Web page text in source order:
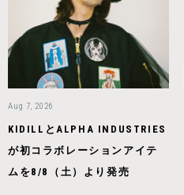
Aug 7, 2026
KIDILLとALPHA INDUSTRIES
が初コラボレーションアイテ
ムを8/8（土）より発売